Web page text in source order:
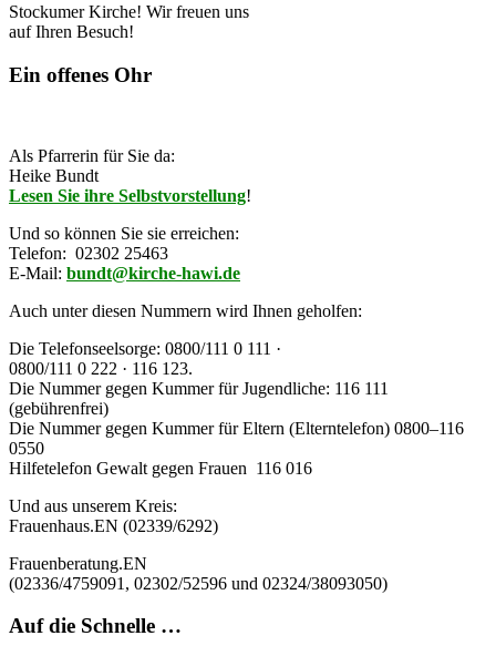
Stockumer Kirche! Wir freuen uns
auf Ihren Besuch!
Ein offenes Ohr
Als Pfarrerin für Sie da:
Heike Bundt
Lesen Sie ihre Selbstvorstellung!
Und so können Sie sie erreichen:
Telefon: 02302 25463
E-Mail: bundt@kirche-hawi.de
Auch unter diesen Nummern wird Ihnen geholfen:
Die Telefonseelsorge: 0800/111 0 111 ·
0800/111 0 222 · 116 123.
Die Nummer gegen Kummer für Jugendliche: 116 111
(gebührenfrei)
Die Nummer gegen Kummer für Eltern (Elterntelefon) 0800–116
0550
Hilfetelefon Gewalt gegen Frauen 116 016
Und aus unserem Kreis:
Frauenhaus.EN (02339/6292)
Frauenberatung.EN
(02336/4759091, 02302/52596 und 02324/38093050)
Auf die Schnelle …